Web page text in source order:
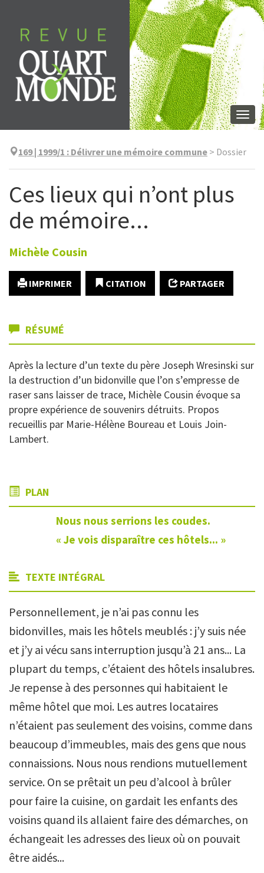
contenu
169 | 1999/1 : Délivrer une mémoire commune > Dossier
Ces lieux qui n’ont plus
de mémoire...
Michèle Cousin
IMPRIMER CITATION PARTAGER
RÉSUMÉ
Après la lecture d’un texte du père Joseph Wresinski sur
la destruction d’un bidonville que l’on s’empresse de
raser sans laisser de trace, Michèle Cousin évoque sa
propre expérience de souvenirs détruits. Propos
recueillis par Marie-Hélène Boureau et Louis Join-
Lambert.
PLAN
Nous nous serrions les coudes.
« Je vois disparaître ces hôtels... »
TEXTE INTÉGRAL
Personnellement, je n’ai pas connu les
bidonvilles, mais les hôtels meublés : j’y suis née
et j’y ai vécu sans interruption jusqu’à 21 ans... La
plupart du temps, c’étaient des hôtels insalubres.
Je repense à des personnes qui habitaient le
même hôtel que moi. Les autres locataires
n’étaient pas seulement des voisins, comme dans
beaucoup d’immeubles, mais des gens que nous
connaissions. Nous nous rendions mutuellement
service. On se prêtait un peu d’alcool à brûler
pour faire la cuisine, on gardait les enfants des
voisins quand ils allaient faire des démarches, on
échangeait les adresses des lieux où on pouvait
être aidés...